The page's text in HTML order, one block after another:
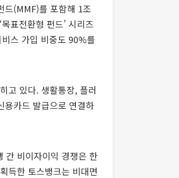
드(MMF)를 포함해 1조
표전환형 펀드’ 시리즈
스 가입 비중도 90%를
고 있다. 생활통장, 플러
용카드 발급으로 연결하
간 비이자이익 경쟁은 한
득한 토스뱅크는 비대면